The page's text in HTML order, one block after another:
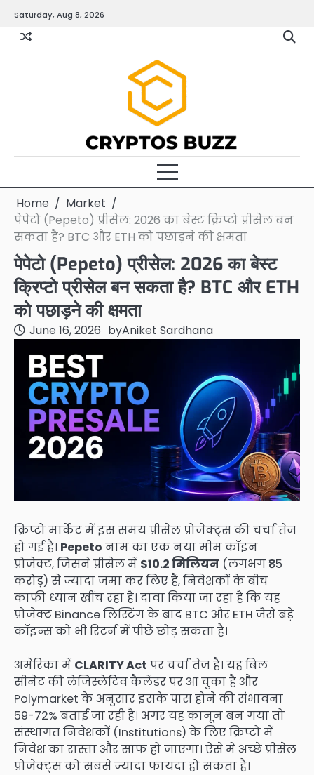
content
Saturday, Aug 8, 2026
Home
Market
पेपेटो (Pepeto) प्रीसेल: 2026 का बेस्ट क्रिप्टो प्रीसेल बन
सकता है? BTC और ETH को पछाड़ने की क्षमता
पेपेटो (Pepeto) प्रीसेल: 2026 का बेस्ट
क्रिप्टो प्रीसेल बन सकता है? BTC और ETH
को पछाड़ने की क्षमता
June 16, 2026 byAniket Sardhana
क्रिप्टो मार्केट में इस समय प्रीसेल प्रोजेक्ट्स की चर्चा तेज
हो गई है। Pepeto नाम का एक नया मीम कॉइन
प्रोजेक्ट, जिसने प्रीसेल में $10.2 मिलियन (लगभग ₹85
करोड़) से ज्यादा जमा कर लिए हैं, निवेशकों के बीच
काफी ध्यान खींच रहा है। दावा किया जा रहा है कि यह
प्रोजेक्ट Binance लिस्टिंग के बाद BTC और ETH जैसे बड़े
कॉइन्स को भी रिटर्न में पीछे छोड़ सकता है।
अमेरिका में CLARITY Act पर चर्चा तेज है। यह बिल
सीनेट की लेजिस्लेटिव कैलेंडर पर आ चुका है और
Polymarket के अनुसार इसके पास होने की संभावना
59-72% बताई जा रही है। अगर यह कानून बन गया तो
संस्थागत निवेशकों (Institutions) के लिए क्रिप्टो में
निवेश का रास्ता और साफ हो जाएगा। ऐसे में अच्छे प्रीसेल
प्रोजेक्ट्स को सबसे ज्यादा फायदा हो सकता है।